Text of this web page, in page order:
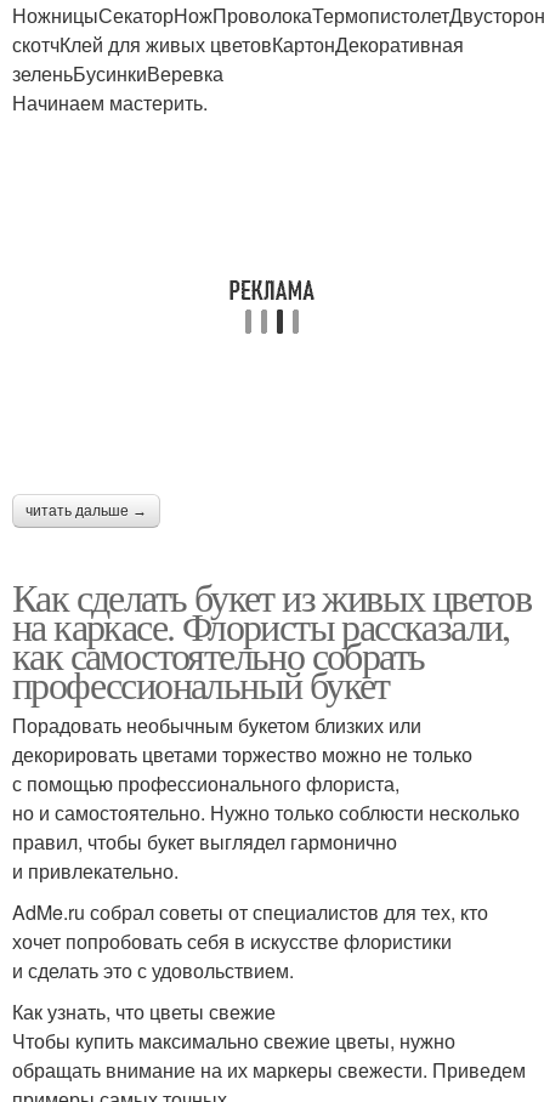
скотчКлей для живых цветовКартонДекоративная
зеленьБусинкиВеревка
Начинаем мастерить.
читать дальше →
Как сделать букет из живых цветов
на каркасе. Флористы рассказали,
как самостоятельно собрать
профессиональный букет
Порадовать необычным букетом близких или
декорировать цветами торжество можно не только
с помощью профессионального флориста,
но и самостоятельно. Нужно только соблюсти несколько
правил, чтобы букет выглядел гармонично
и привлекательно.
AdMe.ru собрал советы от специалистов для тех, кто
хочет попробовать себя в искусстве флористики
и сделать это с удовольствием.
Как узнать, что цветы свежие
Чтобы купить максимально свежие цветы, нужно
обращать внимание на их маркеры свежести. Приведем